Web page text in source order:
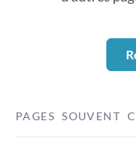
PAGES SOUVENT